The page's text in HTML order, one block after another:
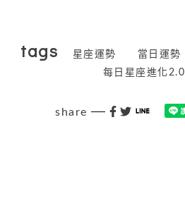
tags 星座運勢 當日運勢
每日星座進化2.0
share